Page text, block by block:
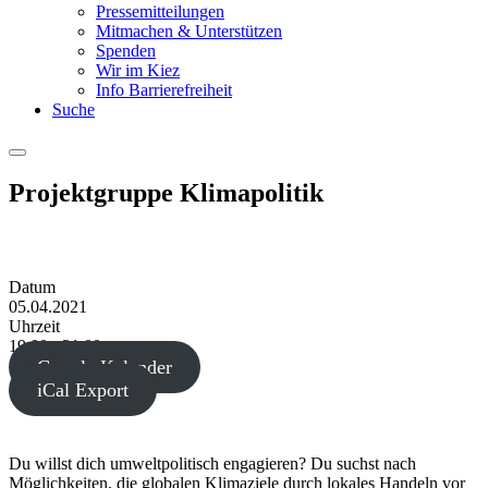
Pressemitteilungen
Mitmachen & Unterstützen
Spenden
Wir im Kiez
Info Barrierefreiheit
Suche
Menu
Projektgruppe Klimapolitik
Datum
05.04.2021
Uhrzeit
19:00 - 21:00
Google Kalender
iCal Export
Du willst dich umweltpolitisch engagieren? Du suchst nach
Möglichkeiten, die globalen Klimaziele durch lokales Handeln vor